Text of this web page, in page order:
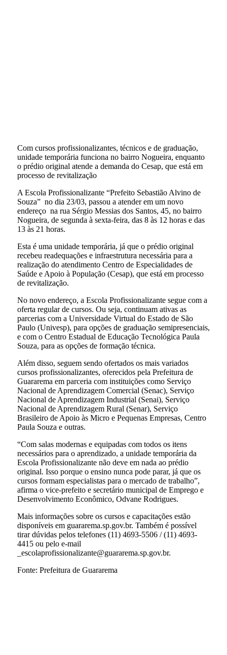
Com cursos profissionalizantes, técnicos e de graduação,
unidade temporária funciona no bairro Nogueira, enquanto
o prédio original atende a demanda do Cesap, que está em
processo de revitalização
A Escola Profissionalizante “Prefeito Sebastião Alvino de
Souza” no dia 23/03, passou a atender em um novo
endereço na rua Sérgio Messias dos Santos, 45, no bairro
Nogueira, de segunda à sexta-feira, das 8 às 12 horas e das
13 às 21 horas.
Esta é uma unidade temporária, já que o prédio original
recebeu readequações e infraestrutura necessária para a
realização do atendimento Centro de Especialidades de
Saúde e Apoio à População (Cesap), que está em processo
de revitalização.
No novo endereço, a Escola Profissionalizante segue com a
oferta regular de cursos. Ou seja, continuam ativas as
parcerias com a Universidade Virtual do Estado de São
Paulo (Univesp), para opções de graduação semipresenciais,
e com o Centro Estadual de Educação Tecnológica Paula
Souza, para as opções de formação técnica.
Além disso, seguem sendo ofertados os mais variados
cursos profissionalizantes, oferecidos pela Prefeitura de
Guararema em parceria com instituições como Serviço
Nacional de Aprendizagem Comercial (Senac), Serviço
Nacional de Aprendizagem Industrial (Senai), Serviço
Nacional de Aprendizagem Rural (Senar), Serviço
Brasileiro de Apoio às Micro e Pequenas Empresas, Centro
Paula Souza e outras.
“Com salas modernas e equipadas com todos os itens
necessários para o aprendizado, a unidade temporária da
Escola Profissionalizante não deve em nada ao prédio
original. Isso porque o ensino nunca pode parar, já que os
cursos formam especialistas para o mercado de trabalho”,
afirma o vice-prefeito e secretário municipal de Emprego e
Desenvolvimento Econômico, Odvane Rodrigues.
Mais informações sobre os cursos e capacitações estão
disponíveis em guararema.sp.gov.br. Também é possível
tirar dúvidas pelos telefones (11) 4693-5506 / (11) 4693-
4415 ou pelo e-mail
_escolaprofissionalizante@guararema.sp.gov.br.
Fonte: Prefeitura de Guararema